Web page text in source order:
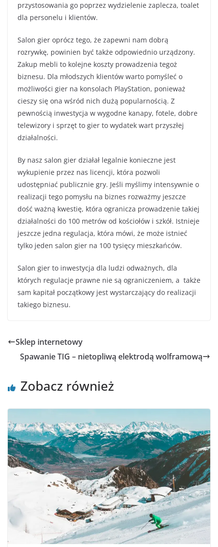
przystosowania go poprzez wydzielenie zaplecza, toalet
dla personelu i klientów.
Salon gier oprócz tego, że zapewni nam dobrą
rozrywkę, powinien być także odpowiednio urządzony.
Zakup mebli to kolejne koszty prowadzenia tegoż
biznesu. Dla młodszych klientów warto pomyśleć o
możliwości gier na konsolach PlayStation, ponieważ
cieszy się ona wśród nich dużą popularnością. Z
pewnością inwestycja w wygodne kanapy, fotele, dobre
telewizory i sprzęt to gier to wydatek wart przyszłej
działalności.
By nasz salon gier działał legalnie konieczne jest
wykupienie przez nas licencji, która pozwoli
udostępniać publicznie gry. Jeśli myślimy intensywnie o
realizacji tego pomysłu na biznes rozważmy jeszcze
dość ważną kwestię, która ogranicza prowadzenie takiej
działalności do 100 metrów od kościołów i szkół. Istnieje
jeszcze jedna regulacja, która mówi, że może istnieć
tylko jeden salon gier na 100 tysięcy mieszkańców.
Salon gier to inwestycja dla ludzi odważnych, dla
których regulacje prawne nie są ograniczeniem, a także
sam kapitał początkowy jest wystarczający do realizacji
takiego biznesu.
Sklep internetowy
Spawanie TIG – nietopliwą elektrodą wolframową
Zobacz również